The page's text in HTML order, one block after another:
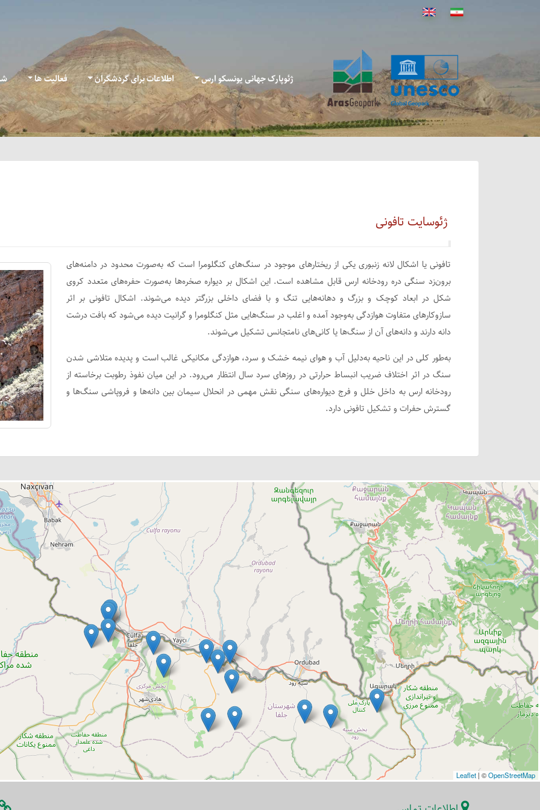
ژئوپارک جهانی یونسکو ارس اطلاعات برای گردشگران فعالیت ها
ژئوسایت تافونی
تافونی یا اشکال لانه زنبوری یکی از ریختارهای موجود در سنگ‌های‌ کنگلومرا است که به‌صورت محدود در دامنه‌های
‌برون‌زد سنگی دره رودخانه ارس قابل مشاهده است. این اشکال بر دیواره صخره‌ها به‌صورت حفره‌های متعدد کروی
شکل در ابعاد کوچک و بزرگ و دهانه‌هایی تنگ و با فضای داخلی بزرگتر دیده می‌شوند. اشکال تافونی بر اثر
سازوکارهای متفاوت هوازدگی به‌وجود آمده و اغلب در سنگ‌هایی مثل کنگلومرا و گرانیت دیده می‌شود که بافت درشت
دانه دارند و دانه‌های آن از سنگ‌ها یا کانی‌های نامتجانس تشکیل می‌شوند.
به‌طور کلی در این ناحیه به‌دلیل آب و هوای نیمه خشک و سرد، هوازدگی مکانیکی غالب است و پدیده متلاشی شدن
سنگ در اثر اختلاف ضریب انبساط حرارتی در روزهای سرد سال انتظار می‌رود. در این میان نفوذ رطوبت برخاسته از
رودخانه ارس به داخل خلل و فرج دیواره‌های سنگی نقش مهمی ‌در انحلال سیمان بین دانه‌ها و فروپاشی سنگ‌ها و
گسترش حفرات و تشکیل تافونی دارد.
Leaflet | ©OpenStreetMap